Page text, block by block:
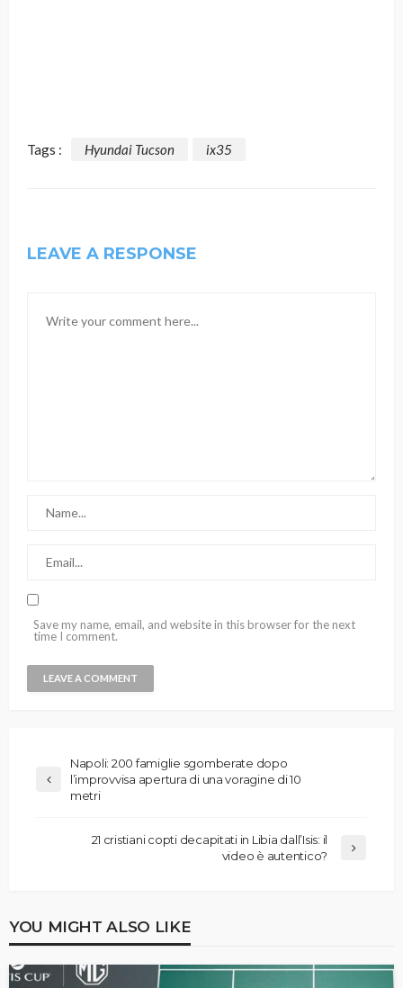
Tags : Hyundai Tucson ix35
LEAVE A RESPONSE
Save my name, email, and website in this browser for the next
time I comment.
Napoli: 200 famiglie sgomberate dopo
l’improvvisa apertura di una voragine di 10
metri
21 cristiani copti decapitati in Libia dall’Isis: il
video è autentico?
YOU MIGHT ALSO LIKE